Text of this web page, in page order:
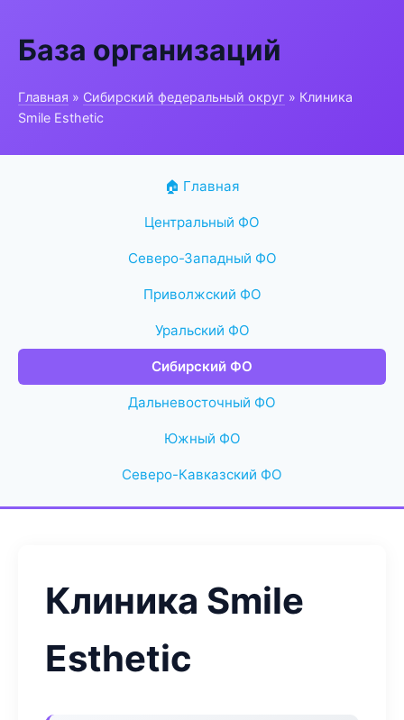
База организаций
Главная » Сибирский федеральный округ » Клиника
Smile Esthetic
🏠 Главная
Центральный ФО
Северо-Западный ФО
Приволжский ФО
Уральский ФО
Сибирский ФО
Дальневосточный ФО
Южный ФО
Северо-Кавказский ФО
Клиника Smile
Esthetic